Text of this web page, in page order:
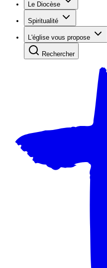
Le Diocèse
Spiritualité
L'église vous propose
Rechercher